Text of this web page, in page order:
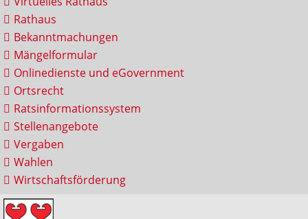
Rathaus
Bekanntmachungen
Mängelformular
Onlinedienste und eGovernment
Ortsrecht
Ratsinformationssystem
Stellenangebote
Vergaben
Wahlen
Wirtschaftsförderung